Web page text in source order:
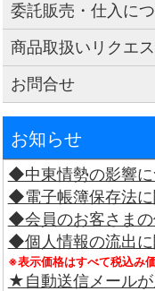
委託販売・仕入に
商品取扱いリクエ
お問合せ
お知らせ
◆中東情勢の影響に
◆電子帳簿保存法に
◆会員のお客さまの
◆個人情報の流出に
※表示価格はすべて税込み
★自動送信メール